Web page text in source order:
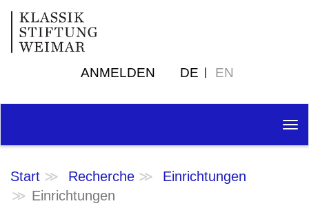
ANMELDEN DE EN
Start Recherche
Einrichtungen
Einrichtungen